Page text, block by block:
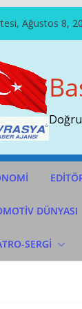
Ağustos 8,
DÜNYASI
SERGİ